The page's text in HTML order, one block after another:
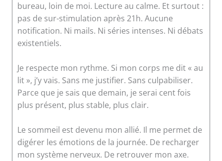
bureau, loin de moi. Lecture au calme. Et surtout :
pas de sur-stimulation après 21h. Aucune
notification. Ni mails. Ni séries intenses. Ni débats
existentiels.
Je respecte mon rythme. Si mon corps me dit « au
lit », j’y vais. Sans me justifier. Sans culpabiliser.
Parce que je sais que demain, je serai cent fois
plus présent, plus stable, plus clair.
Le sommeil est devenu mon allié. Il me permet de
digérer les émotions de la journée. De recharger
mon système nerveux. De retrouver mon axe.